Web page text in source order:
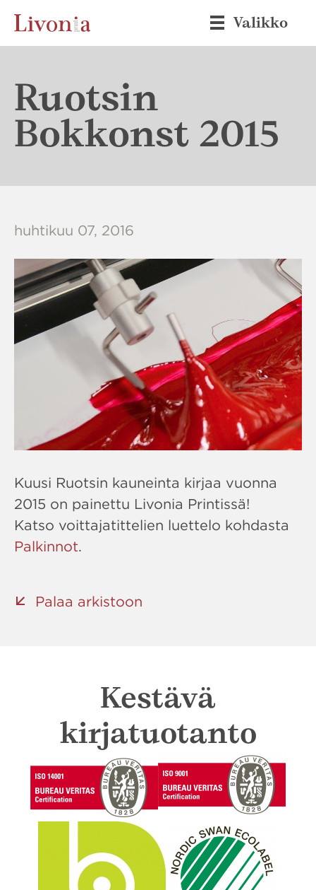
Valikko
Ruotsin
Bokkonst 2015
huhtikuu 07, 2016
Kuusi Ruotsin kauneinta kirjaa vuonna
2015 on painettu Livonia Printissä!
Katso voittajatittelien luettelo kohdasta
Palkinnot.
Palaa arkistoon
Kestävä
kirjatuotanto